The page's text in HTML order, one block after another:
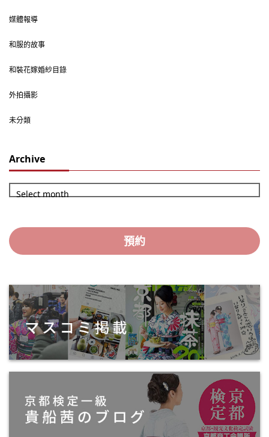
媒體報導
和服的故事
和裝花嫁婚紗目錄
外拍攝影
未分類
Archive
Select month
預約